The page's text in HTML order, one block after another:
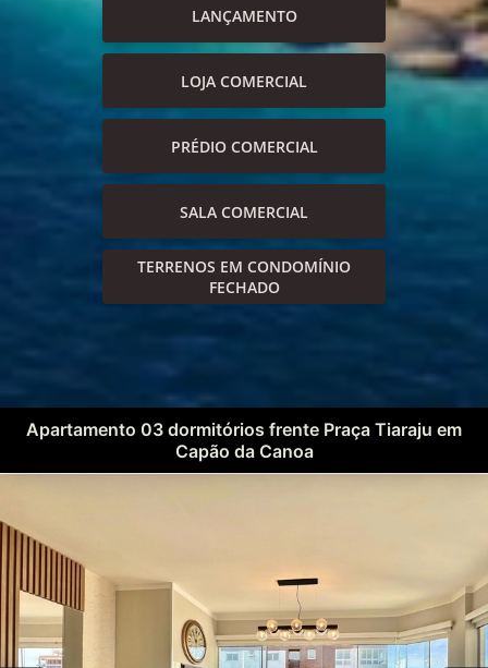
LANÇAMENTO
LOJA COMERCIAL
PRÉDIO COMERCIAL
SALA COMERCIAL
TERRENOS EM CONDOMÍNIO
FECHADO
Apartamento 03 dormitórios frente Praça Tiaraju em
Capão da Canoa